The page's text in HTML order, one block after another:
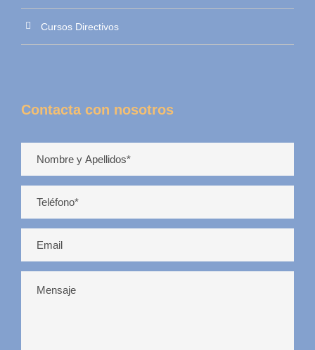
Cursos Directivos
Contacta con nosotros